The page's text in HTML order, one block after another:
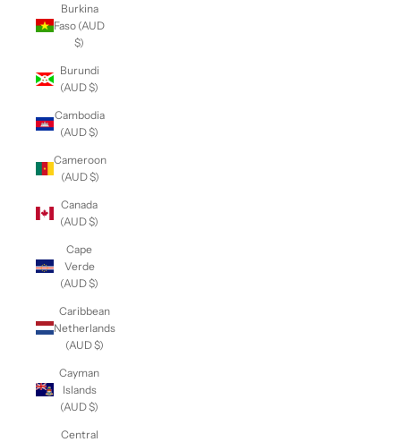
Burkina
Faso (AUD
$)
Burundi
(AUD $)
Cambodia
(AUD $)
Cameroon
(AUD $)
Canada
(AUD $)
Cape
Verde
(AUD $)
Caribbean
Netherlands
(AUD $)
Cayman
Islands
(AUD $)
Central